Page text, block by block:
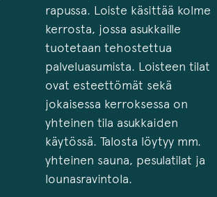
rapussa. Loiste käsittää kolme
kerrosta, jossa asukkaille
tuotetaan tehostettua
palveluasumista. Loisteen tilat
ovat esteettömät sekä
jokaisessa kerroksessa on
yhteinen tila asukkaiden
käytössä. Talosta löytyy mm.
yhteinen sauna, pesulatilat ja
lounasravintola.